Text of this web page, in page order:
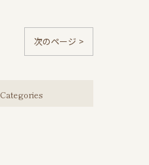
次のページ >
Categories